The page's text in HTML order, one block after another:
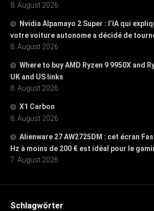
8. August 2026
Nvidia Alpamayo 2 Super : l’IA qui
votre voiture autonome a décidé de
8. August 2026
Where to buy AMD Ryzen 9 9950X and
UK and US links
8. August 2026
X1 Carbon
8. August 2026
Alienware 27 AW2725DM : cet écran
Hz à moins de 200 € est idéal pour le
7. August 2026
Schlagwörter